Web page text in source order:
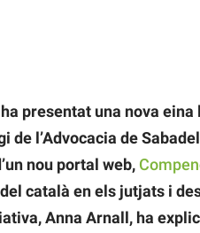
presentat una nova
de l’Advocacia de
nou portal web,
català en els jutjats i
Anna Arnall, ha